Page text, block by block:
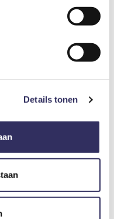
Details tonen
3 of meer personen.
persoon per nacht